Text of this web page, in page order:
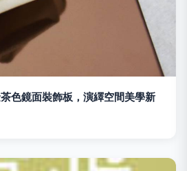
色鏡面裝飾板，演繹空間美學新